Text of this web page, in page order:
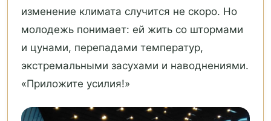
изменение климата случится не скоро. Но
молодежь понимает: ей жить со штормами
и цунами, перепадами температур,
экстремальными засухами и наводнениями.
«Приложите усилия!»